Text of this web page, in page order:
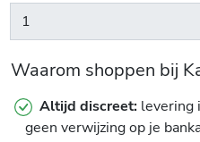
Waarom shoppen bij
Altijd discreet: levering
geen verwijzing op je